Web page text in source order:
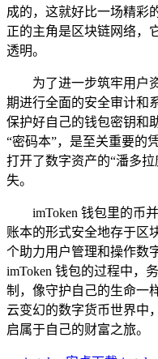
成的，这就好比一场精彩
正的主角是区块链网络，
透明。
为了进一步筑牢用户
期进行全面的安全审计和
保护好自己的钱包密钥和
“密码本”，是至关重要的
打开了数字资产的“潘多
失。
imToken 钱包里的币
账本的形式安全地存于区
个助力用户管理和操作数
imToken 钱包的过程中，
制，像守护自己的生命一
云变幻的数字货币世界中
启属于自己的财富之旅。